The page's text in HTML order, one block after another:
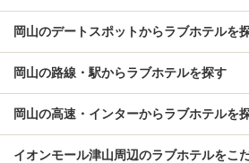
岡山のデートスポットからラブホテルを
岡山の路線・駅からラブホテルを探す
岡山の高速・インターからラブホテルを
イオンモール津山周辺のラブホテルをこ